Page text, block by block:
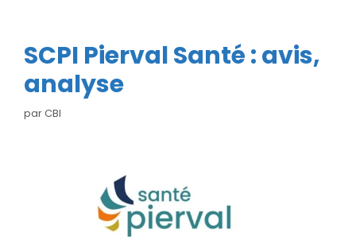
SCPI Pierval Santé : avis,
analyse
parCBI